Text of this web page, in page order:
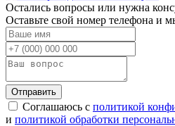
Остались вопросы или нужна
Оставьте свой номер телефона и
Отправить
Соглашаюсь с политикой
и политикой обработки